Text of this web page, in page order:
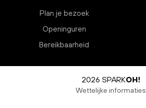
Plan je bezoek
Openinguren
Bereikbaarheid
2026 SPARKOH!
Wettelijke informaties